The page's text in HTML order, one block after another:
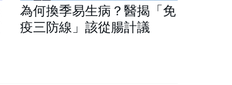
為何換季易生病？醫揭「免
疫三防線」該從腸計議